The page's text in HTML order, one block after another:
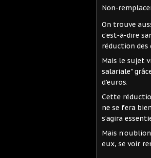
Non-
On trouve
c’est-à-dire
réduction des
Mais le sujet
salariale"
d’euros.
Cette
ne se fera
s’agira
Mais
eux, se voir